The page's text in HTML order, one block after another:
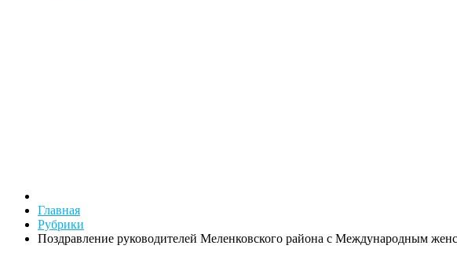
Главная
Рубрики
Поздравление руководителей Меленковского района с Международным